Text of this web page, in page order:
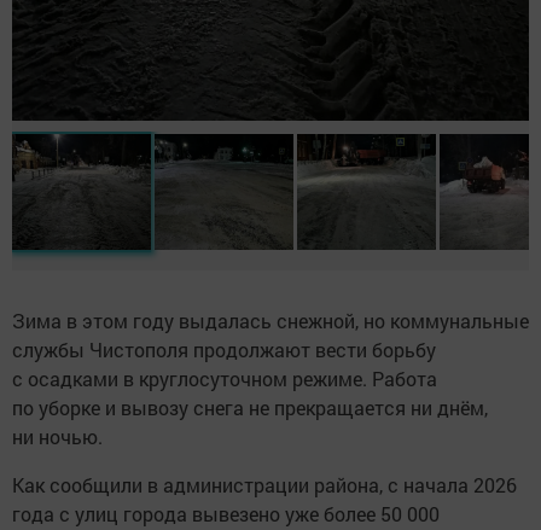
Зима в этом году выдалась снежной, но коммунальные
службы Чистополя продолжают вести борьбу
с осадками в круглосуточном режиме. Работа
по уборке и вывозу снега не прекращается ни днём,
ни ночью.
Как сообщили в администрации района, с начала 2026
года с улиц города вывезено уже более 50 000